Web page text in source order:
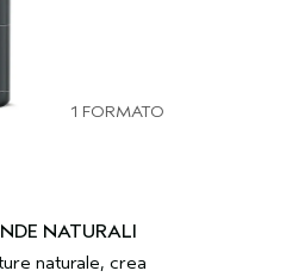
1 FORMATO
NATURALI
naturale, crea